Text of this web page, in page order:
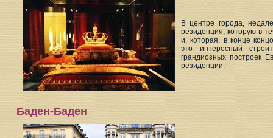
В центре города,
резиденция, которую в
и, которая, в конце
это интересный
грандиозных построек
резиденции.
Баден-Баден